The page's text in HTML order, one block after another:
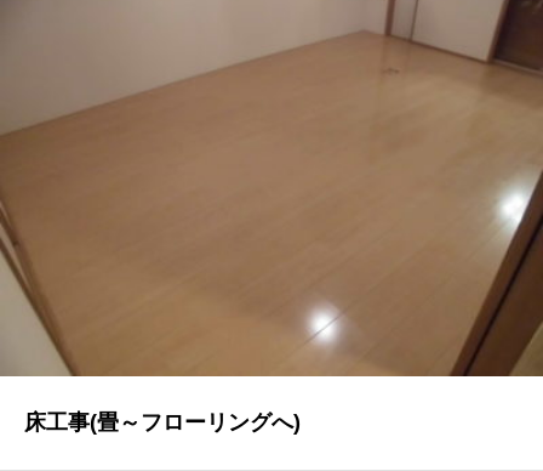
CONTACT
Q&A
よくあるご質問
ENTRY
床工事(畳～フローリングへ)